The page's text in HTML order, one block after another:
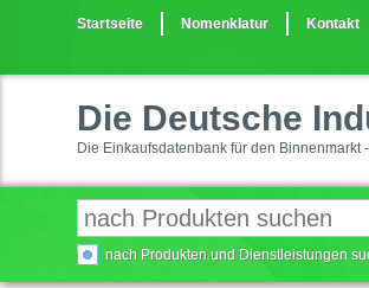
Startseite Nomenklatur Kontakt
Die Deutsche
Die Einkaufsdatenbank für den Binnenmarkt
nach Produkten und Dienstleistungen